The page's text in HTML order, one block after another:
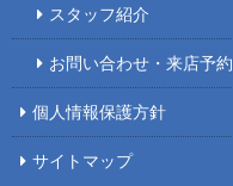
スタッフ紹介
お問い合わせ・来店予約
個人情報保護方針
サイトマップ